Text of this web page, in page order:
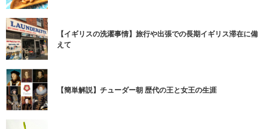
【イギリスの洗濯事情】旅行や出張での長期イギリス滞在に備
えて
【簡単解説】チューダー朝 歴代の王と女王の生涯